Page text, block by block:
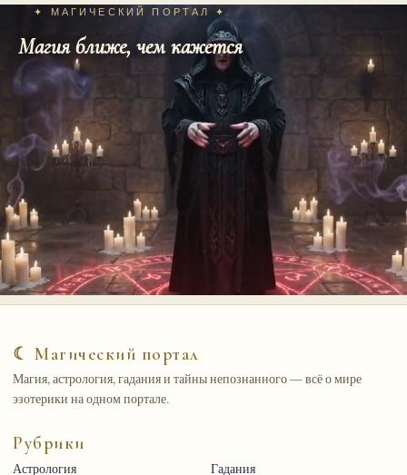
✦ МАГИЧЕСКИЙ ПОРТАЛ ✦
Магия ближе, чем кажется
☾ Магический портал
Магия, астрология, гадания и тайны непознанного — всё о мире
эзотерики на одном портале.
Рубрики
Астрология Гадания